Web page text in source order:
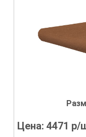
Цена:4471 р/